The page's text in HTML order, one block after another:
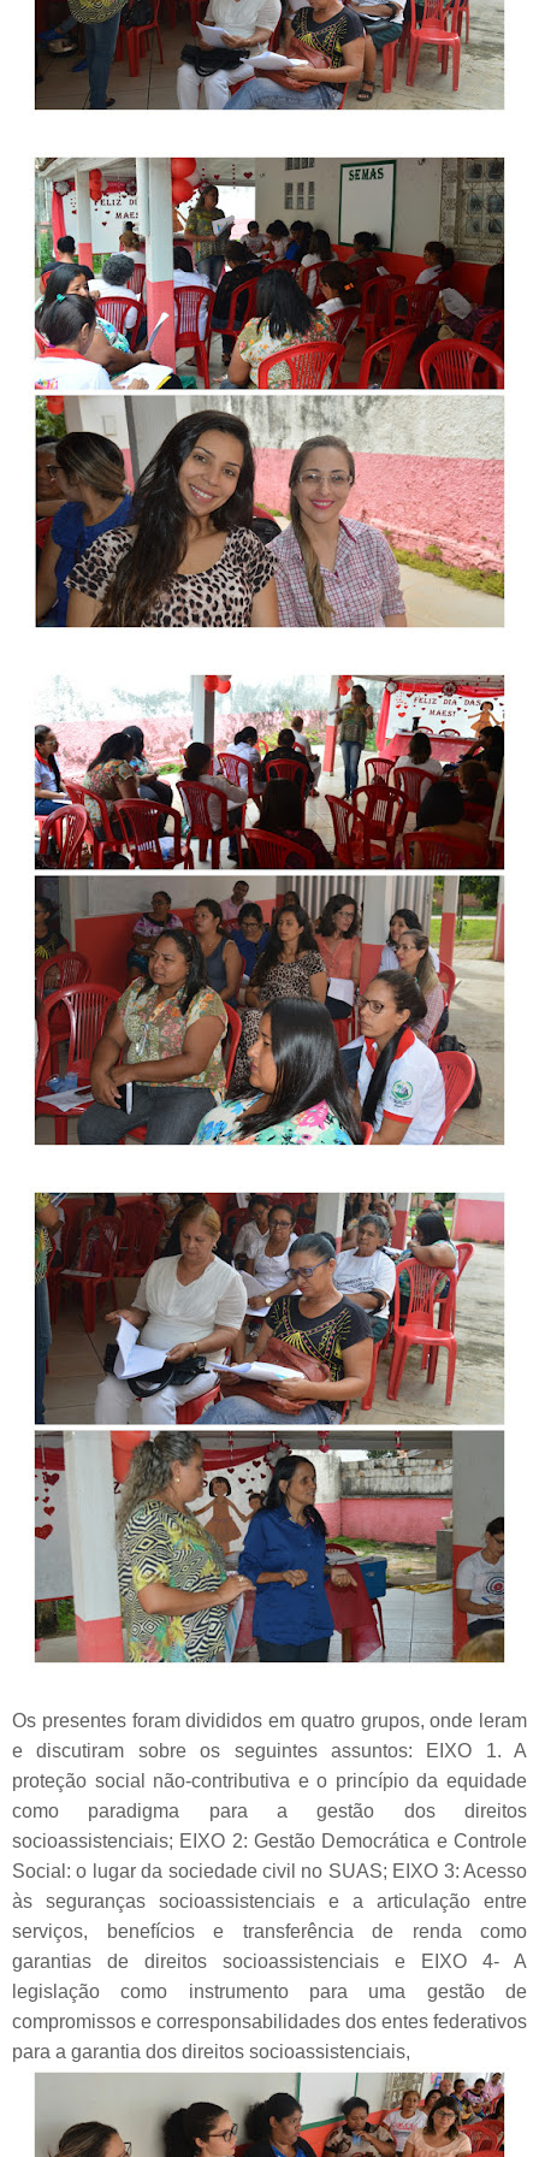
A
L
D
E
Ç
A
I
L
Â
N
D
I
A
-
M
A
.
Os presentes foram divididos em quatro grupos, onde leram
e discutiram sobre os seguintes assuntos: EIXO 1. A
proteção social não-contributiva e o princípio da equidade
como paradigma para a gestão dos direitos
socioassistenciais; EIXO 2: Gestão Democrática e Controle
Social: o lugar da sociedade civil no SUAS; EIXO 3: Acesso
às seguranças socioassistenciais e a articulação entre
serviços, benefícios e transferência de renda como
garantias de direitos socioassistenciais e EIXO 4- A
legislação como instrumento para uma gestão de
compromissos e corresponsabilidades dos entes federativos
para a garantia dos direitos socioassistenciais,